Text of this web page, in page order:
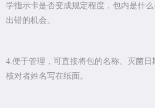
学指示卡是否变成规定程度，包内是什
出错的机会。
4.便于管理，可直接将包的名称、灭菌日
核对者姓名写在纸面。